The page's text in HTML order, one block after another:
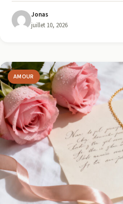
Jonas
juillet 10, 2026
AMOUR